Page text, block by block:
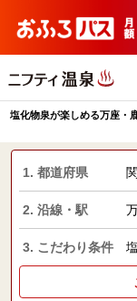
塩化物泉が楽しめる万座・
1. 都道府県
2. 沿線・駅
3. こだわり条件